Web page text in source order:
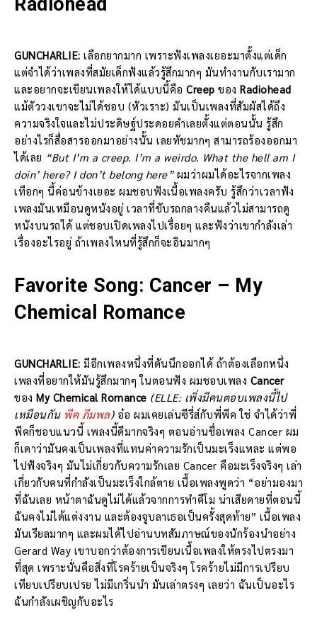
GUNCHARLIE: เลือกยากมาก เพราะฟังเพลงเยอะมาตั้งแต่เด็ก
แต่จำได้ว่าเพลงที่สมัยเด็กฟังแล้วรู้สึกมากๆ มันทำงานกับเรามาก
และอยากจะเขียนเพลงให้ได้แบบนี้คือ Creep ของ Radiohead
แม้ตัววงเขาจะไม่ได้ชอบ (หัวเราะ) มันเป็นเพลงที่สัมผัสได้ถึง
ความจริงใจและไม่ประดิษฐ์ประดอยคำเลยตั้งแต่ตอนนั้น รู้สึก
อย่างไรก็สื่อสารออกมาอย่างนั้น เลยทัชมากๆ สามารถร้องออกมา
ได้เลย “But I’m a creep. I’m a weirdo. What the hell am I
doin’ here? I don’t belong here”ผมว่าผมได้อะไรจากเพลง
เทือกๆ นี้ค่อนข้างเยอะ ผมชอบฟังเนื้อเพลงครับ รู้สึกว่าเวลาฟัง
เพลงมันเหมือนดูหนังอยู่ เวลาที่ขับรถกลางคืนแล้วไม่สามารถดู
หนังบนรถได้ แต่ชอบเปิดเพลงไปเรื่อยๆ และฟังว่าเขากำลังเล่า
เรื่องอะไรอยู่ ถ้าเพลงไหนที่รู้สึกก็จะอินมากๆ
Favorite Song: Cancer – My
Chemical Romance
GUNCHARLIE: มีอีกเพลงหนึ่งที่ดันนึกออกได้ ถ้าต้องเลือกหนึ่ง
เพลงที่อยากให้มันรู้สึกมากๆ ในตอนฟัง ผมชอบเพลง Cancer
ของ My Chemical Romance (ELLE: เพิ่งมีคนตอบเพลงนี้ไป
เหมือนกัน พีค ภีมพล)อ๋อ ผมเคยเล่นซีรี่ส์กับพี่พีค ใช่ จำได้ว่าพี่
พีคก็ชอบแนวนี้ เพลงนี้ดีมากจริงๆ ตอนอ่านชื่อเพลง Cancer ผม
ก็เดาว่ามันคงเป็นเพลงที่แทนค่าความรักเป็นมะเร็งแหละ แต่พอ
ไปฟังจริงๆ มันไม่เกี่ยวกับความรักเลย Cancer คือมะเร็งจริงๆ เล่า
เกี่ยวกับคนที่กำลังเป็นมะเร็งใกล้ตาย เนื้อเพลงพูดว่า “อย่ามองมา
ที่ฉันเลย หน้าตาฉันดูไม่ได้แล้วจากการทำคีโม น่าเสียดายที่ตอนนี้
ฉันคงไม่ได้แต่งงาน และต้องจูบลาเธอเป็นครั้งสุดท้าย” เนื้อเพลง
มันเรียลมากๆ และผมได้ไปอ่านบทสัมภาษณ์ของนักร้องนำอย่าง
Gerard Way เขาบอกว่าต้องการเขียนเนื้อเพลงให้ตรงไปตรงมา
ที่สุด เพราะนั่นคือสิ่งที่โรคร้ายเป็นจริงๆ โรคร้ายไม่มีการเปรียบ
เทียบเปรียบเปรย ไม่มีเกริ่นนำ มันเล่าตรงๆ เลยว่า ฉันเป็นอะไร
ฉันกำลังเผชิญกับอะไร